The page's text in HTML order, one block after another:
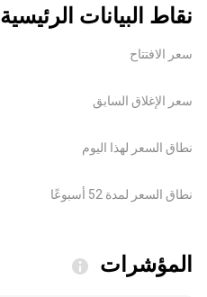
نقاط البيانات الرئيسية
سعر الافتتاح
سعر الإغلاق السابق
نطاق السعر لهذا اليوم
نطاق السعر لمدة 52 أسبوعًا
المؤشرات